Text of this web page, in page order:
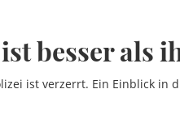
besser als
ist verzerrt. Ein Einblick in